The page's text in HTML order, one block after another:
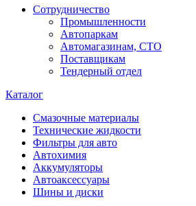
Сотрудничество
Промышленности
Автопаркам
Автомагазинам, СТО
Поставщикам
Тендерный отдел
Каталог
Смазочные материалы
Технические жидкости
Фильтры для авто
Автохимия
Аккумуляторы
Автоаксессуары
Шины и диски